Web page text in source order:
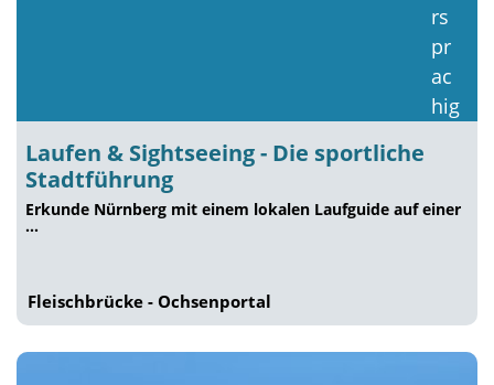
Laufen & Sightseeing - Die sportliche
Stadtführung
Erkunde Nürnberg mit einem lokalen Laufguide auf einer
…
Fleischbrücke - Ochsenportal